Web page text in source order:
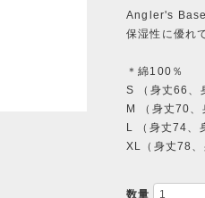
Angler's Base
保湿性に優れ
＊綿100％
S （身丈66、
M （身丈70、
L （身丈74、
XL（身丈78、
数量